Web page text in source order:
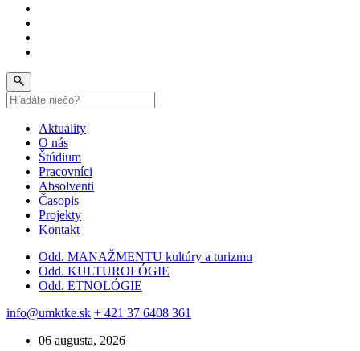
Aktuality
O nás
Štúdium
Pracovníci
Absolventi
Časopis
Projekty
Kontakt
Odd. MANAŽMENTU kultúry a turizmu
Odd. KULTUROLÓGIE
Odd. ETNOLÓGIE
info@umktke.sk + 421 37 6408 361
06 augusta, 2026